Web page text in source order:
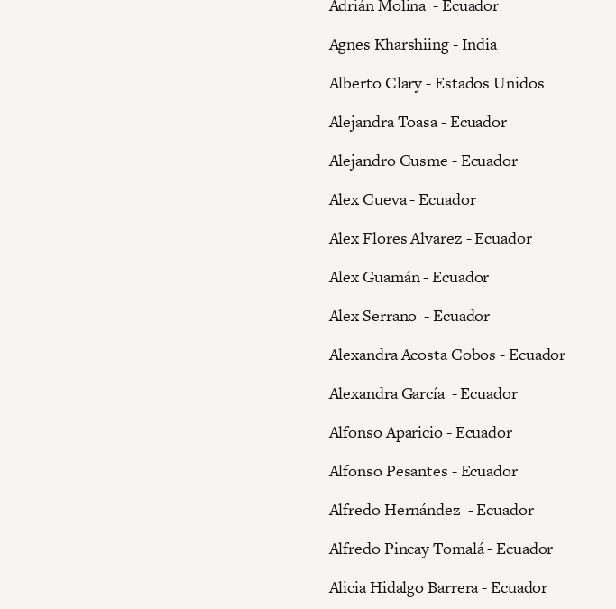
Adrián Molina - Ecuador
Agnes Kharshiing - India
Alberto Clary - Estados Unidos
Alejandra Toasa - Ecuador
Alejandro Cusme - Ecuador
Alex Cueva - Ecuador
Alex Flores Alvarez - Ecuador
Alex Guamán - Ecuador
Alex Serrano - Ecuador
Alexandra Acosta Cobos - Ecuador
Alexandra García - Ecuador
Alfonso Aparicio - Ecuador
Alfonso Pesantes - Ecuador
Alfredo Hernández - Ecuador
Alfredo Pincay Tomalá - Ecuador
Alicia Hidalgo Barrera - Ecuador